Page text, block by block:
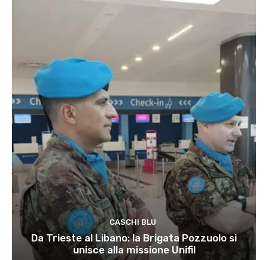
CASCHI BLU
Da Trieste al Libano: la Brigata Pozzuolo si
unisce alla missione Unifil